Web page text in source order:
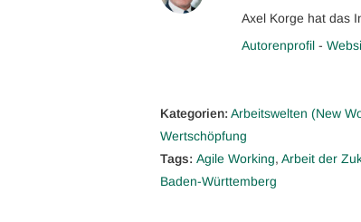
Axel Korge hat das
Autorenprofil -
Kategorien: Arbeitswelten (New
Wertschöpfung
Tags: Agile Working, Arbeit der
Baden-Württemberg